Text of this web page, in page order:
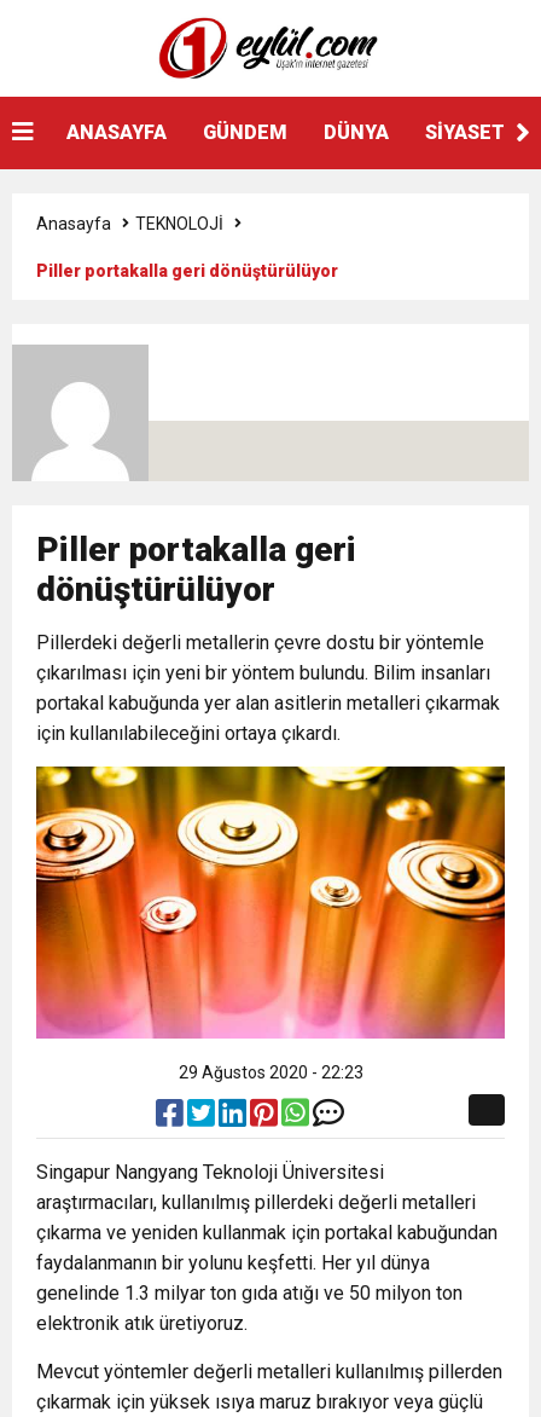
ANASAYFA GÜNDEM DÜNYA SİYASET
Anasayfa TEKNOLOJİ
Piller portakalla geri dönüştürülüyor
Piller portakalla geri
dönüştürülüyor
Pillerdeki değerli metallerin çevre dostu bir yöntemle
çıkarılması için yeni bir yöntem bulundu. Bilim insanları
portakal kabuğunda yer alan asitlerin metalleri çıkarmak
için kullanılabileceğini ortaya çıkardı.
29 Ağustos 2020 - 22:23
Singapur Nangyang Teknoloji Üniversitesi
araştırmacıları, kullanılmış pillerdeki değerli metalleri
çıkarma ve yeniden kullanmak için portakal kabuğundan
faydalanmanın bir yolunu keşfetti. Her yıl dünya
genelinde 1.3 milyar ton gıda atığı ve 50 milyon ton
elektronik atık üretiyoruz.
Mevcut yöntemler değerli metalleri kullanılmış pillerden
çıkarmak için yüksek ısıya maruz bırakıyor veya güçlü